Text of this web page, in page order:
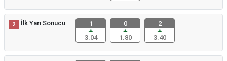
2 İlk Yarı Sonucu
1
3.04
0
1.80
2
3.40